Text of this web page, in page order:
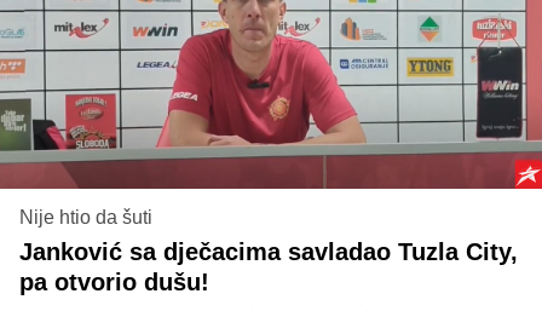
Nije htio da šuti
Janković sa dječacima savladao Tuzla City,
pa otvorio dušu!